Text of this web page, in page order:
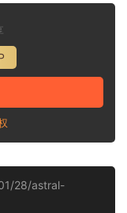
28/astral-